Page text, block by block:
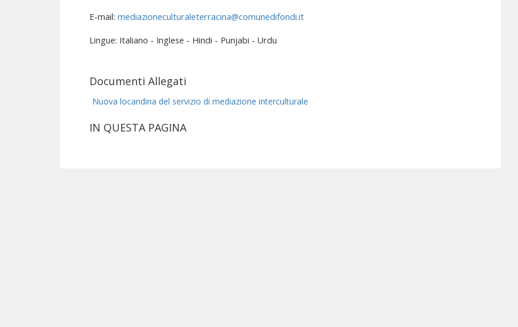
E-mail: mediazioneculturaleterracina@comunedifondi.it
Lingue: Italiano - Inglese - Hindi - Punjabi - Urdu
Documenti Allegati
Nuova locandina del servizio di mediazione interculturale
IN QUESTA PAGINA